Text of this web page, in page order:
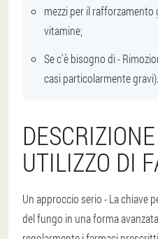
mezzi per il rafforzamento
vitamine;
Se c'è bisogno di -
casi particolarmente gravi).
UTILIZZO DI
Un approccio serio- La chiave
del fungo in una forma